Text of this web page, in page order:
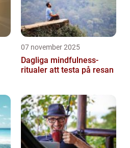
07 november 2025
Dagliga mindfulness-
ritualer att testa på resan